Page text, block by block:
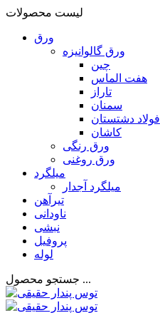
لیست محصولات
ورق
ورق گالوانیزه
چین
هفت الماس
تاراز
سمنان
فولاد دشتستان
کاشان
ورق رنگی
ورق روغنی
میلگرد
میلگرد آجدار
تیرآهن
ناودانی
نبشی
پروفیل
لوله
جستجو محصول ...